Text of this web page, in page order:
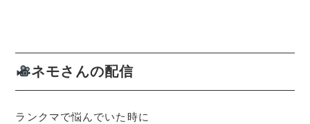
ネモさんの配信
ランクマで悩んでいた時に